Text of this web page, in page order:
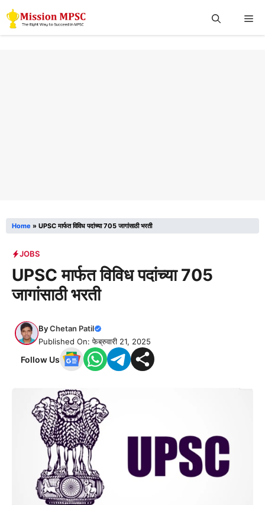
Skip
to
Home » UPSC मार्फत विविध पदांच्या 705 जागांसाठी भरती
JOBS
UPSC मार्फत विविध पदांच्या 705
जागांसाठी भरती
ByChetan Patil
Published On: फेब्रुवारी 21, 2025
Follow Us